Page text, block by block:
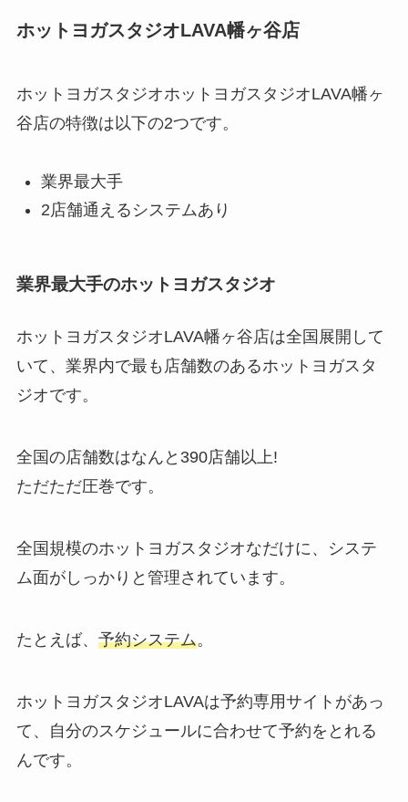
ホットヨガスタジオLAVA幡ヶ谷店
ホットヨガスタジオホットヨガスタジオLAVA幡ヶ
谷店の特徴は以下の2つです。
業界最大手
2店舗通えるシステムあり
業界最大手のホットヨガスタジオ
ホットヨガスタジオLAVA幡ヶ谷店は全国展開して
いて、業界内で最も店舗数のあるホットヨガスタ
ジオです。
全国の店舗数はなんと 390店舗以上!
ただただ圧巻です。
全国規模のホットヨガスタジオなだけに、システ
ム面がしっかりと管理されています。
たとえば、 予約システム。
ホットヨガスタジオLAVAは予約専用サイトがあっ
て、自分のスケジュールに合わせて予約をとれる
んです。